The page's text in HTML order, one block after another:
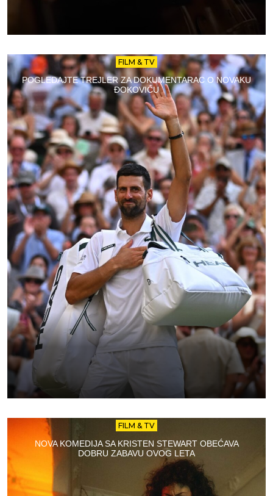
FILM & TV
POGLEDAJTE TREJLER ZA DOKUMENTARAC O NOVAKU
ĐOKOVIĆU
FILM & TV
NOVA KOMEDIJA SA KRISTEN STEWART OBEĆAVA
DOBRU ZABAVU OVOG LETA